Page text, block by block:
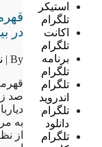
استیکر
تلگرام
اکانت
تلگرام
برنامه
تلگرام
تلگرام
اندروید
تلگرام
دانلود
تلگرام
در
By |
صد
به
از